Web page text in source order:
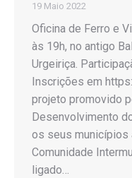
19 Maio 2022
Oficina de Ferro e
às 19h, no antigo
Urgeiriça.
Inscrições em
projeto promovido
Desenvolvimento
os seus municípios
Comunidade
ligado…